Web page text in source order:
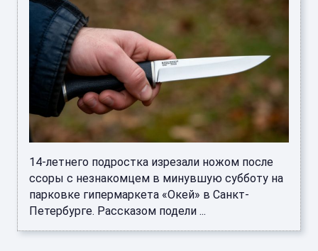
14-летнего подростка изрезали ножом после
ссоры с незнакомцем в минувшую субботу на
парковке гипермаркета «Окей» в Санкт-
Петербурге. Рассказом подели ...